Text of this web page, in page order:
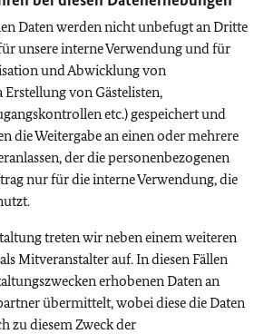
Daten werden nicht unbefugt an Dritte
unsere interne Verwendung und für
und Abwicklung von
Erstellung von Gästelisten,
etc.) gespeichert und
die Weitergabe an einen oder mehrere
der die personenbezogenen
nur für die interne Verwendung, die
treten wir neben einem weiteren
Mitveranstalter auf. In diesen Fällen
erhobenen Daten an
übermittelt, wobei diese die Daten
zu diesem Zweck der